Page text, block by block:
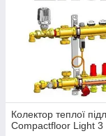
Колектор теплої
Compactfloor Light 3